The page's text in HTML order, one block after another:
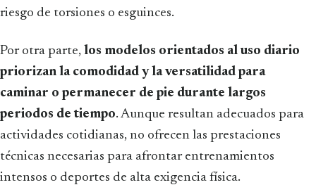
riesgo de torsiones o esguinces.
Por otra parte, los modelos orientados al uso diario
priorizan la comodidad y la versatilidad para
caminar o permanecer de pie durante largos
periodos de tiempo. Aunque resultan adecuados para
actividades cotidianas, no ofrecen las prestaciones
técnicas necesarias para afrontar entrenamientos
intensos o deportes de alta exigencia física.